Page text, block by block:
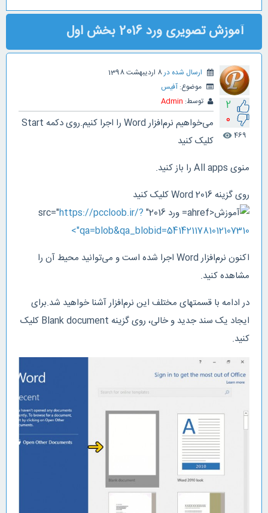
آموزش تصویری ورد 2016 بخش اول
2
0
469
visibility
ارسال شده در8 اردیبهشت 1398
موضوع: آفیس
توسط: Admin
می‌خواهیم نرم‌افزار Word را اجرا کنیم.روی دکمه Start
کلیک کنید
منوی All apps را باز کنید.
روی گزینه Word 2016 کلیک کنید
ورد 2016" src="
https://pccloob.ir/?
qa=blob&qa_blobid=5414211781012107310">
اکنون نرم‌افزار Word اجرا شده است و می‌توانید محیط آن را
مشاهده کنید.
در ادامه با قسمتهای مختلف این نرم‌افزار آشنا خواهید شد.برای
ایجاد یک سند جدید و خالی، روی گزینه Blank document کلیک
کنید.